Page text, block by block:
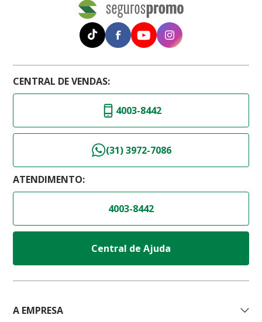
CENTRAL DE VENDAS:
4003-8442
(31) 3972-7086
ATENDIMENTO:
4003-8442
Central de Ajuda
A EMPRESA